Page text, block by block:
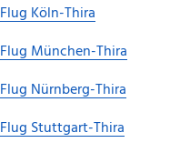
Flug Köln-Thira
Flug München-Thira
Flug Nürnberg-Thira
Flug Stuttgart-Thira